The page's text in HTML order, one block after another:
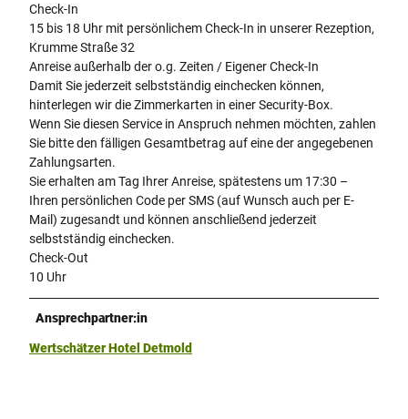
Check-In
15 bis 18 Uhr mit persönlichem Check-In in unserer Rezeption,
Krumme Straße 32
Anreise außerhalb der o.g. Zeiten / Eigener Check-In
Damit Sie jederzeit selbstständig einchecken können,
hinterlegen wir die Zimmerkarten in einer Security-Box.
Wenn Sie diesen Service in Anspruch nehmen möchten, zahlen
Sie bitte den fälligen Gesamtbetrag auf eine der angegebenen
Zahlungsarten.
Sie erhalten am Tag Ihrer Anreise, spätestens um 17:30 –
Ihren persönlichen Code per SMS (auf Wunsch auch per E-
Mail) zugesandt und können anschließend jederzeit
selbstständig einchecken.
Check-Out
10 Uhr
Ansprechpartner:in
Wertschätzer Hotel Detmold